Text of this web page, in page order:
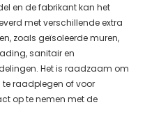
en de fabrikant kan het
met verschillende extra
zoals geïsoleerde muren,
sanitair en
Het is raadzaam om
raadplegen of voor
op te nemen met de